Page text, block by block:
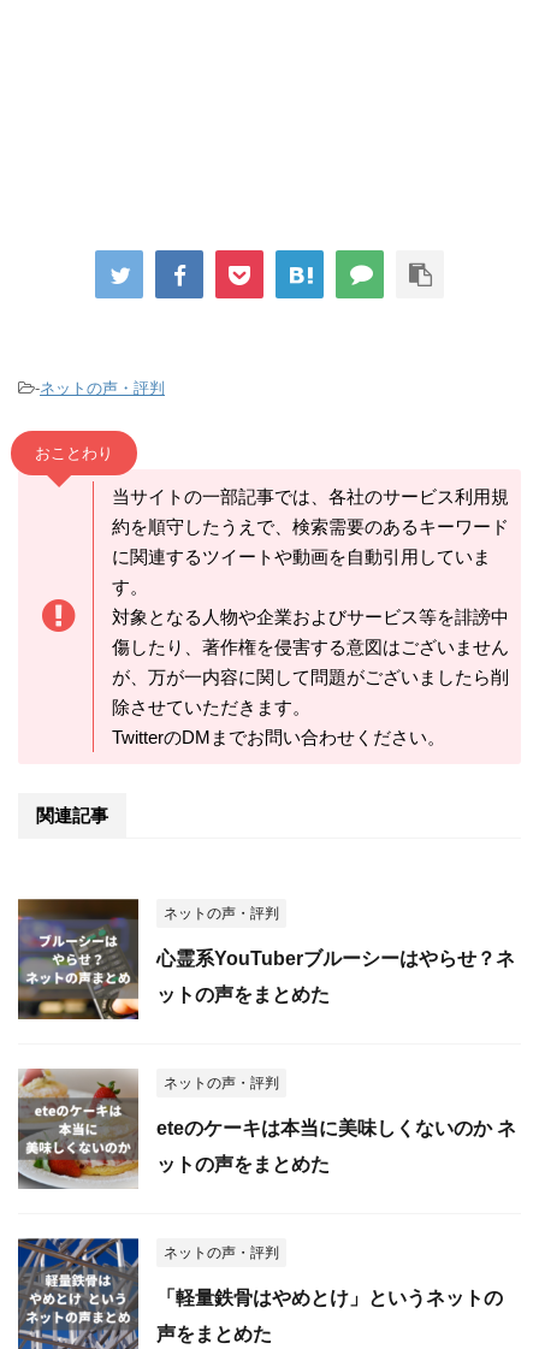
-ネットの声・評判
おことわり
当サイトの一部記事では、各社のサービス利用規
約を順守したうえで、検索需要のあるキーワード
に関連するツイートや動画を自動引用していま
す。
対象となる人物や企業およびサービス等を誹謗中
傷したり、著作権を侵害する意図はございません
が、万が一内容に関して問題がございましたら削
除させていただきます。
TwitterのDMまでお問い合わせください。
関連記事
ネットの声・評判
心霊系YouTuberブルーシーはやらせ？ネ
ットの声をまとめた
ネットの声・評判
eteのケーキは本当に美味しくないのか ネ
ットの声をまとめた
ネットの声・評判
「軽量鉄骨はやめとけ」というネットの
声をまとめた